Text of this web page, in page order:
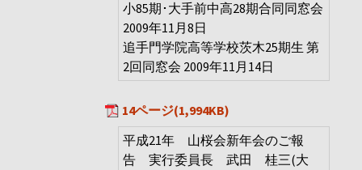
小85期･大手前中高28期合同同窓会
2009年11月8日
追手門学院高等学校茨木25期生 第
2回同窓会 2009年11月14日
14ページ(1,994KB)
平成21年 山桜会新年会のご報
告 実行委員長 武田 桂三(大